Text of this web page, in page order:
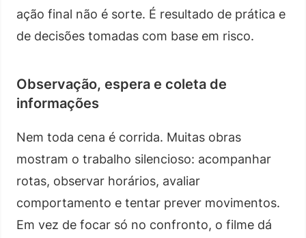
ação final não é sorte. É resultado de prática e
de decisões tomadas com base em risco.
Observação, espera e coleta de
informações
Nem toda cena é corrida. Muitas obras
mostram o trabalho silencioso: acompanhar
rotas, observar horários, avaliar
comportamento e tentar prever movimentos.
Em vez de focar só no confronto, o filme dá